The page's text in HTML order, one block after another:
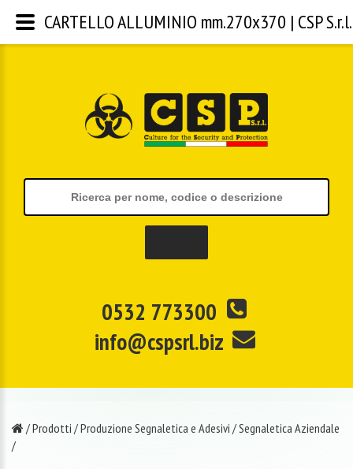
0532 773300
info@cspsrl.biz
/Prodotti /Produzione Segnaletica e Adesivi /Segnaletica Aziendale
/
CARTELLO ALLUMINIO mm.270x370 | CSP S.r.l.